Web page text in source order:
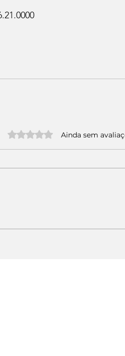
Avaliado com 0 de 5 estrelas.
Ainda sem